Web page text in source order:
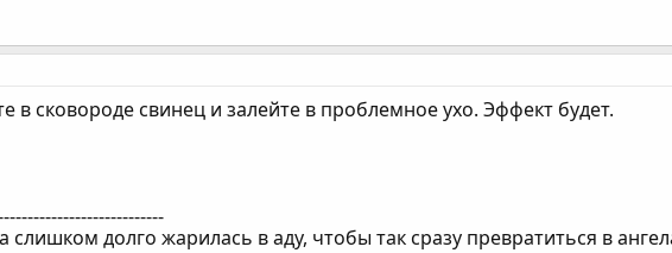
в сковороде свинец и залейте в проблемное ухо. Эффект будет.
слишком долго жарилась в аду, чтобы так сразу превратиться в